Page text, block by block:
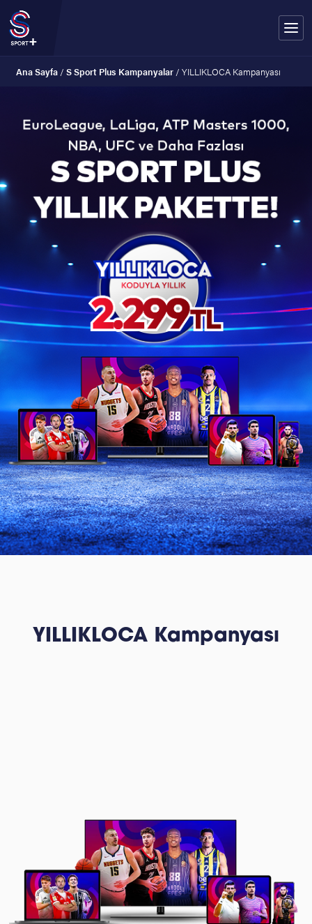
Ana Sayfa/ S Sport Plus Kampanyalar/ YILLIKLOCA Kampanyası
YILLIKLOCA Kampanyası